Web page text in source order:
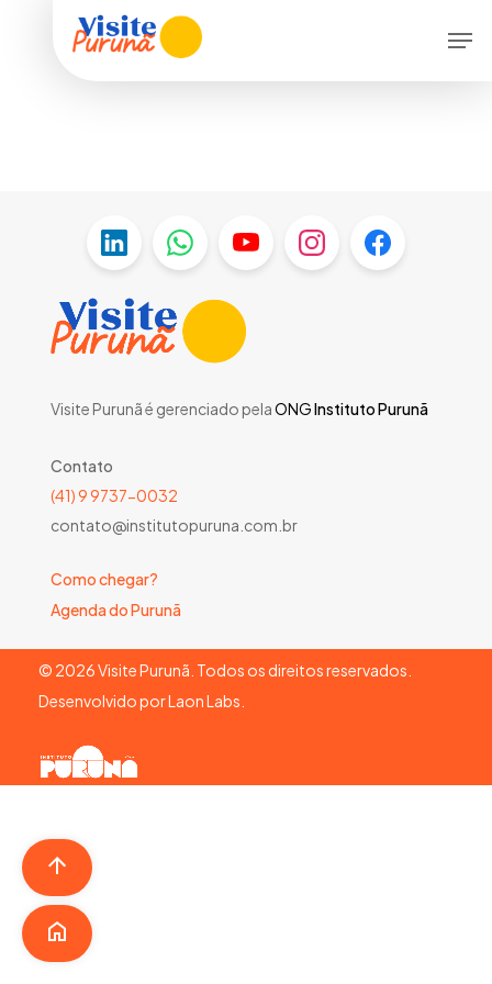
Visite Purunã é gerenciado pelaONGInstituto Purunã
Contato
(41) 9 9737-0032
contato@institutopuruna.com.br
Como chegar?
Agenda do Purunã
© 2026Visite Purunã. Todos os direitos reservados.
Desenvolvido porLaon Labs